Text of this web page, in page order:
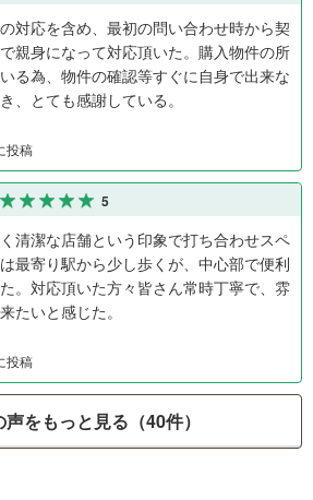
対応を含め、最初の問い合わせ時から契
親身になって対応頂いた。購入物件の所
る為、物件の確認等すぐに自身で出来な
、とても感謝している。
投稿
5
清潔な店舗という印象で打ち合わせスペ
最寄り駅から少し歩くが、中心部で便利
。対応頂いた方々皆さん常時丁寧で、雰
たいと感じた。
投稿
をもっと見る（40件）